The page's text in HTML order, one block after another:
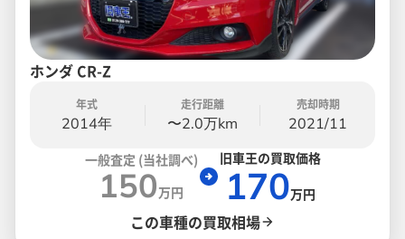
ホンダ CR-Z
年式
2014年
走行距離
〜2.0万km
売却時期
2021/11
一般査定 (当社調べ)
150万円
旧車王の買取価格
170万円
この車種の買取相場